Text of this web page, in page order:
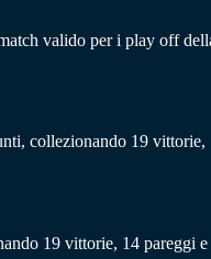
valido per i play off
collezionando 19
19 vittorie, 14